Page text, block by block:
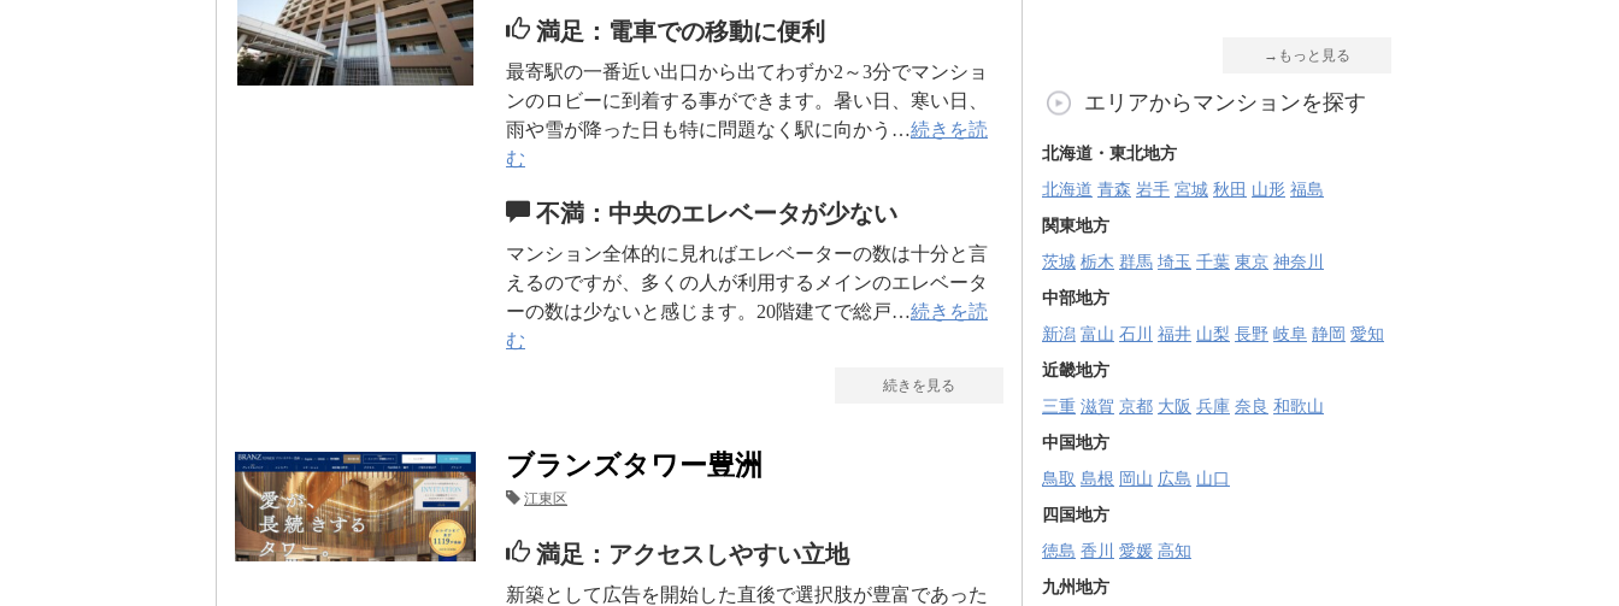
満足：電車での移動に便利
最寄駅の一番近い出口から出てわずか2～3分でマンショ
ンのロビーに到着する事ができます。暑い日、寒い日、
雨や雪が降った日も特に問題なく駅に向かう…続きを読
む
不満：中央のエレベータが少ない
マンション全体的に見ればエレベーターの数は十分と言
えるのですが、多くの人が利用するメインのエレベータ
ーの数は少ないと感じます。20階建てで総戸…続きを読
む
続きを見る
ブランズタワー豊洲
江東区
満足：アクセスしやすい立地
新築として広告を開始した直後で選択肢が豊富であった
→もっと見る
エリアからマンションを探す
北海道・東北地方
北海道 青森 岩手 宮城 秋田 山形 福島
関東地方
茨城 栃木 群馬 埼玉 千葉 東京 神奈川
中部地方
新潟 富山 石川 福井 山梨 長野 岐阜 静岡 愛知
近畿地方
三重 滋賀 京都 大阪 兵庫 奈良 和歌山
中国地方
鳥取 島根 岡山 広島 山口
四国地方
徳島 香川 愛媛 高知
九州地方